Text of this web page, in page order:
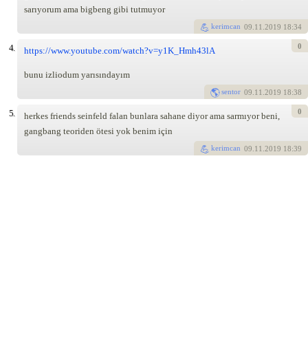
sarıyorum ama bigbeng gibi tutmuyor
kerimcan 09.11.2019 18:34
4. https://www.youtube.com/watch?v=y1K_Hmh43lA
bunu izliodum yarısındayım
sentor 09.11.2019 18:38
0
5.
herkes friends seinfeld falan bunlara sahane diyor ama sarmıyor beni,
gangbang teoriden ötesi yok benim için
kerimcan 09.11.2019 18:39
0